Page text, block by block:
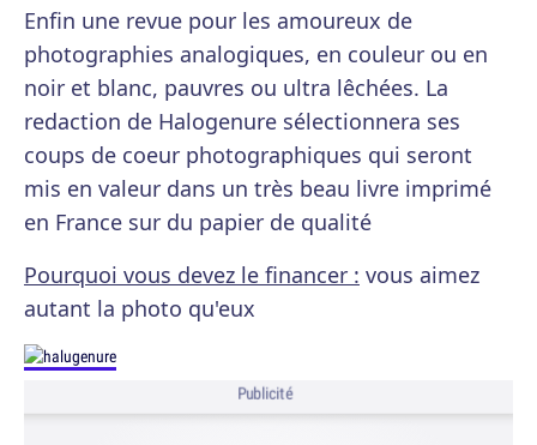
Enfin une revue pour les amoureux de
photographies analogiques, en couleur ou en
noir et blanc, pauvres ou ultra lêchées. La
redaction de Halogenure sélectionnera ses
coups de coeur photographiques qui seront
mis en valeur dans un très beau livre imprimé
en France sur du papier de qualité
Pourquoi vous devez le financer : vous aimez
autant la photo qu'eux
Publicité